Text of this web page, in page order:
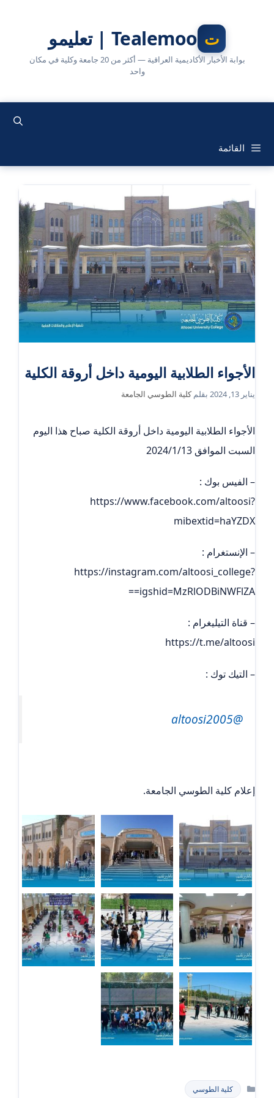
Tealemoo | تعليمو
بوابة الأخبار الأكاديمية العراقية — أكثر من 20 جامعة وكلية في مكان
واحد
القائمة
الأجواء الطلابية اليومية داخل أروقة الكلية
يناير 13, 2024 بقلمكلية الطوسي الجامعة
الأجواء الطلابية اليومية داخل أروقة الكلية صباح هذا اليوم
السبت الموافق 2024/1/13
– الفيس بوك :
https://www.facebook.com/altoosi?
mibextid=haYZDX
– الإنستغرام :
https://instagram.com/altoosi_college?
igshid=MzRlODBiNWFlZA==
– قناة التيليغرام :
https://t.me/altoosi
– التيك توك :
@altoosi2005
إعلام كلية الطوسي الجامعة.
التصنيفات
كلية الطوسي